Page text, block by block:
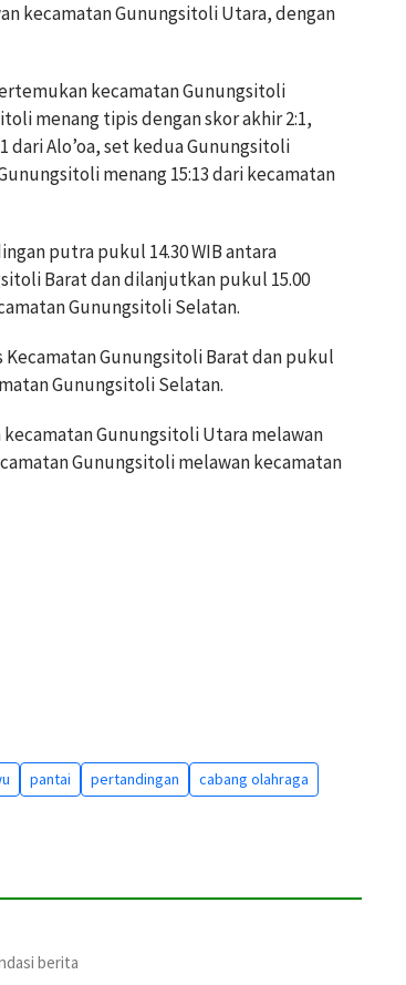
kecamatan Gunungsitoli Utara, dengan
kecamatan Gunungsitoli
menang tipis dengan skor akhir 2:1,
dari Alo’oa, set kedua Gunungsitoli
menang 15:13 dari kecamatan
putra pukul 14.30 WIB antara
Barat dan dilanjutkan pukul 15.00
Gunungsitoli Selatan.
Gunungsitoli Barat dan pukul
Gunungsitoli Selatan.
Gunungsitoli Utara melawan
Gunungsitoli melawan kecamatan
pantai pertandingan
cabang olahraga
berita